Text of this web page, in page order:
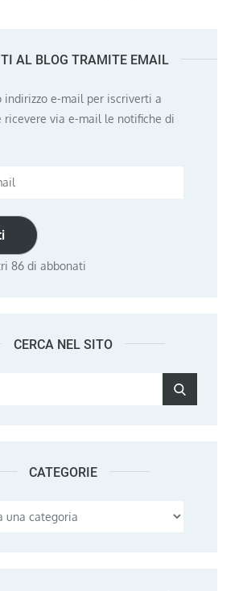
AL BLOG TRAMITE EMAIL
indirizzo e-mail per iscriverti a
ricevere via e-mail le notifiche di
86 di abbonati
CERCA NEL SITO
CATEGORIE